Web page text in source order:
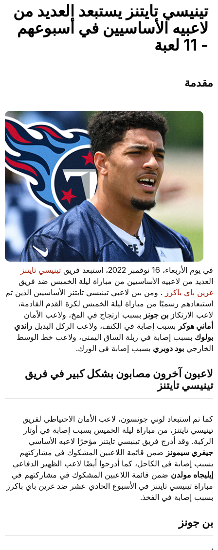
تينيسي تايتنز يستبعد العديد من
لاعبيه الأساسيين في أسبوعهم
- 11 لعبة
مقدمة
في يوم الأربعاء، 16 نوفمبر 2022، استبعد فريق
تينيسي تايتنز
العديد من لاعبيه الأساسيين من مباراة ليلة الخميس ضد فريق
غرين باي باكرز . ومن بين لاعبي تينيسي تايتنز الأساسيين الذين تم
استبعادهم رسميًا من مباراة ليلة الخميس لكرة القدم القادمة،
لاعب الارتكاز بن جونزبسبب ارتجاج في المخ، ولاعب الأمان
أماني هوكربسبب إصابة في الكتف، ولاعب الركل البديل راندي
بولوكبسبب إصابة في ربلة الساق اليمنى، ولاعب خط الوسط
الخارجي بود دوبريبسبب إصابة في الورك.
لاعبون آخرون مصابون بشكل كبير في فريق
تينيسي تايتنز
كما تم استبعاد لوني جونسون، لاعب الأمان الاحتياطي لفريق
تينيسي تايتنز، من مباراة ليلة الخميس بسبب إصابة في أوتار
الركبة. وقد أدرج فريق تينيسي تايتنز مؤخرًا لاعبه الأساسي
جيفري سيمونزضمن قائمة اللاعبين المشكوك في مشاركتهم
بسبب إصابة في الكاحل، كما أدرجوا أيضًا لاعب الظهير الدفاعي
إيليجاه مولدنضمن قائمة اللاعبين المشكوك في مشاركتهم في
مباراة تينيسي تايتنز في الأسبوع الحادي عشر ضد غرين باي باكرز
بسبب إصابة في الفخذ.
بن جونز